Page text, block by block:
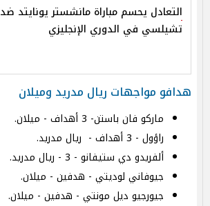
التعادل يحسم مباراة مانشستر يونايتد ضد
تشيلسي في الدوري الإنجليزي
هدافو مواجهات ريال مدريد وميلان
ماركو فان باستن- 3 أهداف - ميلان.
راؤول - 3 أهداف - ريال مدريد.
ألفريدو دي ستيفانو - 3 - ريال مدريد.
جيوفاني لوديتي - هدفين - ميلان.
جيورجيو ديل مونتي - هدفين - ميلان.